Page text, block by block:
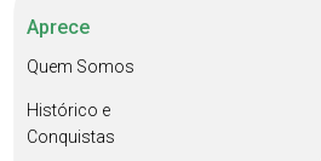
Aprece
Quem Somos
Histórico e
Conquistas